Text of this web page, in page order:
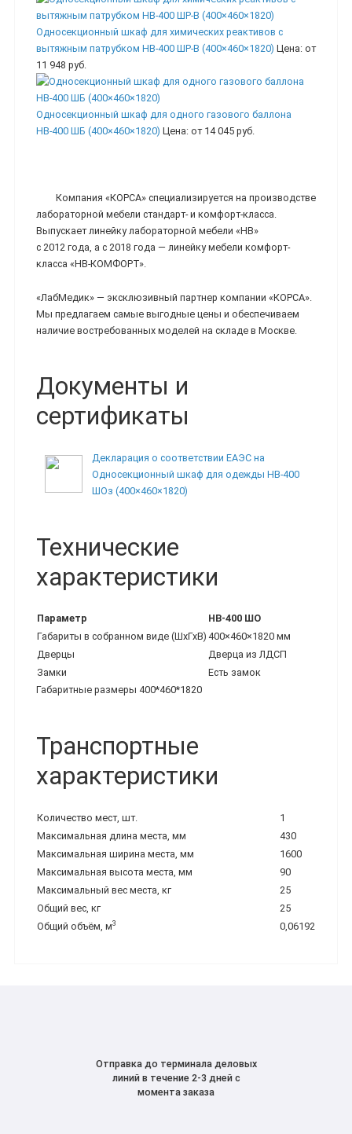
Односекционный шкаф для химических реактивов с
вытяжным патрубком НВ-400 ШР-В (400×460×1820) Цена: от
11 948 руб.
Односекционный шкаф для одного газового баллона
НВ-400 ШБ (400×460×1820) Цена: от 14 045 руб.
Компания «КОРСА» специализируется на производстве
лабораторной мебели стандарт- и комфорт-класса.
Выпускает линейку лабораторной мебели «НВ»
с 2012 года, а с 2018 года — линейку мебели комфорт-
класса «НВ-КОМФОРТ».
«ЛабМедик» — эксклюзивный партнер компании «КОРСА».
Мы предлагаем самые выгодные цены и обеспечиваем
наличие востребованных моделей на складе в Москве.
Документы и
сертификаты
Декларация о соответствии ЕАЭС на
Односекционный шкаф для одежды НВ-400
ШОз (400×460×1820)
Технические
характеристики
Параметр
НВ-400 ШО
Габариты в собранном виде (ШхГхВ) 400×460×1820 мм
Дверцы
Дверца из ЛДСП
Замки
Есть замок
Габаритные размеры 400*460*1820
Транспортные
характеристики
Количество мест, шт.
1
Максимальная длина места, мм
430
Максимальная ширина места, мм
1600
Максимальная высота места, мм
90
Максимальный вес места, кг
25
Общий вес, кг
25
Общий объём, м3 0,06192
Отправка до терминала деловых
линий в течение 2-3 дней с
момента заказа